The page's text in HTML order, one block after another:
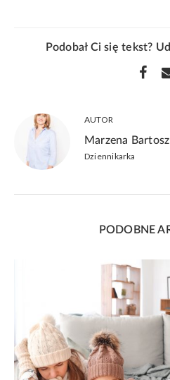
Podobał Ci się tekst?
AUTOR
Marzena
Dziennikarka
PODOBNE